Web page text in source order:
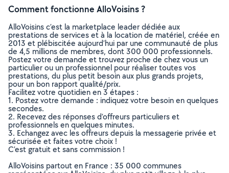
Comment fonctionne AlloVoisins ?
AlloVoisins c’est la marketplace leader dédiée aux
prestations de services et à la location de matériel, créée en
2013 et plébiscitée aujourd’hui par une communauté de plus
de 4,5 millions de membres, dont 300 000 professionnels.
Postez votre demande et trouvez proche de chez vous un
particulier ou un professionnel pour réaliser toutes vos
prestations, du plus petit besoin aux plus grands projets,
pour un bon rapport qualité/prix.
Facilitez votre quotidien en 3 étapes :
1. Postez votre demande : indiquez votre besoin en quelques
secondes.
2. Recevez des réponses d’offreurs particuliers et
professionnels en quelques minutes.
3. Echangez avec les offreurs depuis la messagerie privée et
sécurisée et faites votre choix !
C’est gratuit et sans commission !
AlloVoisins partout en France : 35 000 communes